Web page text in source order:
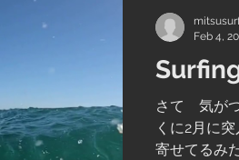
さて 気が
くに2月に
寄せてるみ
Feb 4,